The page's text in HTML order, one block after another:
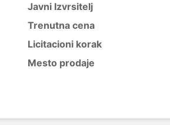
Javni Izvrsitelj
Trenutna cena
Licitacioni korak
Mesto prodaje